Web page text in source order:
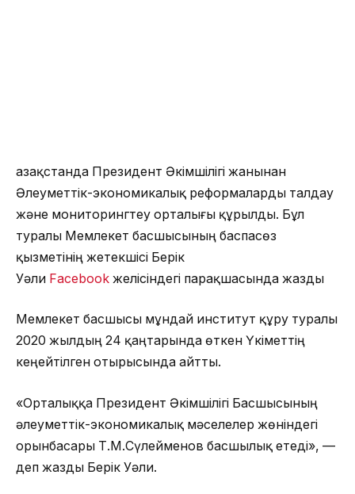
Қазақстанда Президент Әкімшілігі жанынан
Әлеуметтік-экономикалық реформаларды талдау
және мониторингтеу орталығы құрылды. Бұл
туралы Мемлекет басшысының баспасөз
қызметінің жетекшісі Берік
Уәли Facebook желісіндегі парақшасында жазды
Мемлекет басшысы мұндай институт құру туралы
2020 жылдың 24 қаңтарында өткен Үкіметтің
кеңейтілген отырысында айтты.
«Орталыққа Президент Әкімшілігі Басшысының
әлеуметтік-экономикалық мәселелер жөніндегі
орынбасары Т.М.Сүлейменов басшылық етеді», —
деп жазды Берік Уәли.